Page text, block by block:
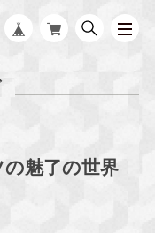
の魅了の世界